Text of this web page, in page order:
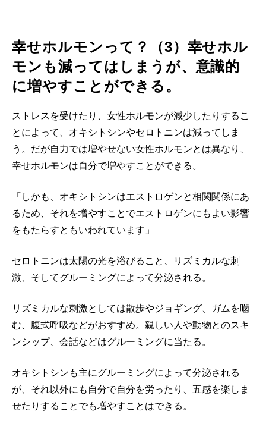
幸せホルモンって？（3）幸せホル
モンも減ってはしまうが、意識的
に増やすことができる。
ストレスを受けたり、女性ホルモンが減少したりするこ
とによって、オキシトシンやセロトニンは減ってしま
う。だが自力では増やせない女性ホルモンとは異なり、
幸せホルモンは自分で増やすことができる。
「しかも、オキシトシンはエストロゲンと相関関係にあ
るため、それを増やすことでエストロゲンにもよい影響
をもたらすともいわれています」
セロトニンは太陽の光を浴びること、リズミカルな刺
激、そしてグルーミングによって分泌される。
リズミカルな刺激としては散歩やジョギング、ガムを噛
む、腹式呼吸などがおすすめ。親しい人や動物とのスキ
ンシップ、会話などはグルーミングに当たる。
オキシトシンも主にグルーミングによって分泌される
が、それ以外にも自分で自分を労ったり、五感を楽しま
せたりすることでも増やすことはできる。